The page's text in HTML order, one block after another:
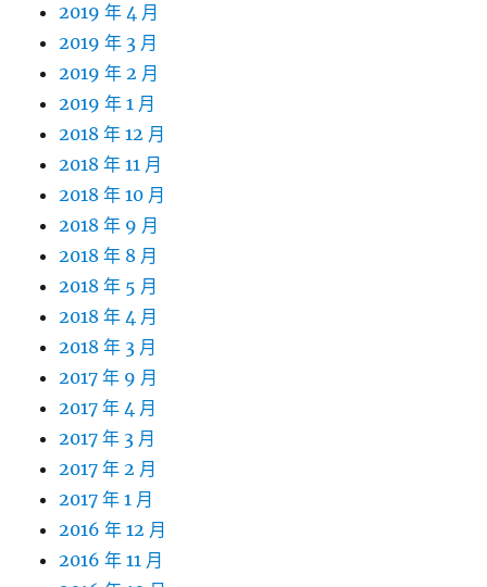
2019 年 4 月
2019 年 3 月
2019 年 2 月
2019 年 1 月
2018 年 12 月
2018 年 11 月
2018 年 10 月
2018 年 9 月
2018 年 8 月
2018 年 5 月
2018 年 4 月
2018 年 3 月
2017 年 9 月
2017 年 4 月
2017 年 3 月
2017 年 2 月
2017 年 1 月
2016 年 12 月
2016 年 11 月